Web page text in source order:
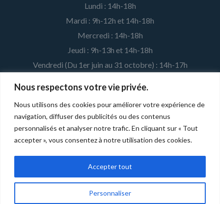
Nous respectons votre vie privée.
Nous utilisons des cookies pour améliorer votre expérience de
navigation, diffuser des publicités ou des contenus
personnalisés et analyser notre trafic. En cliquant sur « Tout
accepter », vous consentez à notre utilisation des cookies.
Personnaliser
Accepter tout
Lundi : 14h-18h
Mardi : 9h-12h et 14h-18h
Mercredi : 14h-18h
Jeudi : 9h-13h et 14h-18h
Vendredi (Du 1er juin au 31 octobre) : 14h-17h
MENTIONS LÉGALES ET CRÉDITS
Développé par laFédération Léo Lagrangepour l'association
affiliée. |Mentions légales
Copyright © 2026Club Léo Lagrange de Vienne· Halcyon | Développé